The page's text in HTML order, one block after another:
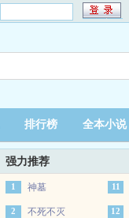
排行榜 全本小说
强力推荐
1 神墓
2 不死不灭
11
12